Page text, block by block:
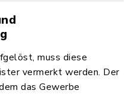
muss diese
vermerkt werden. Der
das Gewerbe